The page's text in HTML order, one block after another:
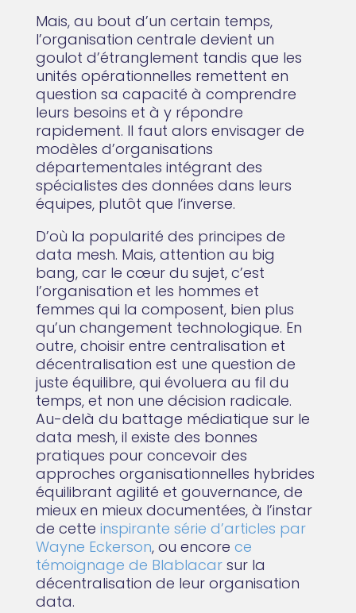
Mais, au bout d’un certain temps,
l’organisation centrale devient un
goulot d’étranglement tandis que les
unités opérationnelles remettent en
question sa capacité à comprendre
leurs besoins et à y répondre
rapidement. Il faut alors envisager de
modèles d’organisations
départementales intégrant des
spécialistes des données dans leurs
équipes, plutôt que l’inverse.
D’où la popularité des principes de
data mesh. Mais, attention au big
bang, car le cœur du sujet, c’est
l’organisation et les hommes et
femmes qui la composent, bien plus
qu’un changement technologique. En
outre, choisir entre centralisation et
décentralisation est une question de
juste équilibre, qui évoluera au fil du
temps, et non une décision radicale.
Au-delà du battage médiatique sur le
data mesh, il existe des bonnes
pratiques pour concevoir des
approches organisationnelles hybrides
équilibrant agilité et gouvernance, de
mieux en mieux documentées, à l’instar
de cette inspirante série d’articles par
Wayne Eckerson, ou encore ce
témoignage de Blablacarsur la
décentralisation de leur organisation
data.